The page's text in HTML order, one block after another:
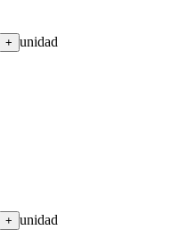
+ unidad
+ unidad